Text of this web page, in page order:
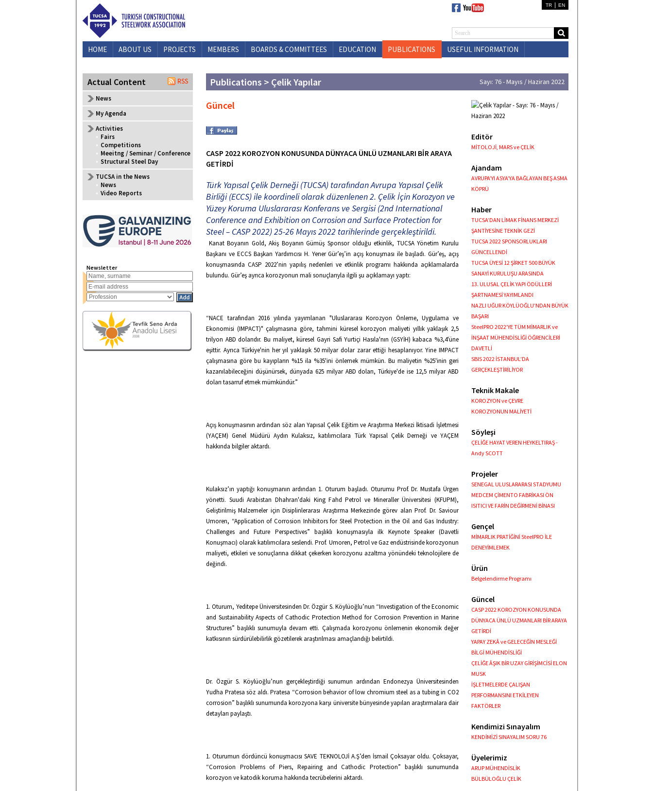
TR EN
HOME ABOUT US PROJECTS MEMBERS BOARDS & COMMITTEES EDUCATION PUBLICATIONS
USEFUL INFORMATION
Actual Content
News
My Agenda
Activities
• Fairs
• Competitions
• Meeitng / Seminar / Conference
• Structural Steel Day
TUCSA in the News
• News
• Video Reports
Newsletter
Publications > Çelik Yapılar Sayı: 76 - Mayıs / Haziran 2022
Güncel
CASP 2022 KOROZYON KONUSUNDA DÜNYACA ÜNLÜ UZMANLARI BİR ARAYA
GETİRDİ
Türk Yapısal Çelik Derneği (TUCSA) tarafından Avrupa Yapısal Çelik
Birliği (ECCS) ile koordineli olarak düzenlenen 2. Çelik İçin Korozyon ve
Yüzey Koruma Uluslararası Konferans ve Sergisi (2nd International
Conference and Exhibition on Corrosion and Surface Protection for
Steel – CASP 2022) 25-26 Mayıs 2022 tarihlerinde gerçekleştirildi.
Kanat Boyanın Gold, Akiş Boyanın Gümüş Sponsor olduğu etkinlik, TUCSA Yönetim Kurulu
Başkanı ve ECCS Başkan Yardımcısı H. Yener Gür’eş’in açış konuşması ile başladı. Gür’eş, açış
konuşmasında CASP 2022’nin yapılış nedenleri ve etkinlik programı hakkında açıklamalarda
bulundu. Gür’eş ayrıca korozyonun mali sonuçlarıyla ilgili şu açıklamayı yaptı:
“NACE tarafından 2016 yılında yayımlanan "Uluslararası Korozyon Önleme, Uygulama ve
Ekonomisi (IMPACT)" çalışmasına göre, tahmini küresel korozyon maliyeti yıllık yaklaşık 2,5
trilyon ABD dolarıdır. Bu maliyet, küresel Gayri Safi Yurtiçi Hasıla'nın (GSYİH) kabaca %3,4'üne
eşittir. Ayrıca Türkiye'nin her yıl yaklaşık 50 milyar dolar zarar ettiği hesaplanıyor. Yine IMPACT
çalışmasına göre bu kayıpların %15 ila %35'ini önlemek mümkün. Bu maliyetin %25'inin geri
kazanılabileceğini düşünürsek, dünyada 625 milyar ABD doları, Türkiye'de ise 12,5 milyar ABD
doları tasarruf etmek mümkündür.”
Açış konuşmasının ardından söz alan Yapısal Çelik Eğitim ve Araştırma Merkezi İktisadi İşletmesi
(YAÇEM) Genel Müdürü Aydın Kulaksız, katılımcılara Türk Yapısal Çelik Derneği ve YAÇEM
hakkında bilgiler aktardı.
Kulaksız’ın yaptığı konuşmanın ardından 1. Oturum başladı. Oturumu Prof. Dr. Mustafa Ürgen
yönetti. Suudi Arabistan Dhahran'daki King Fahd Petrol ve Mineraller Üniversitesi (KFUPM),
Geliştirilmiş Malzemeler için Disiplinlerarası Araştırma Merkezinde görev alan Prof. Dr. Saviour
Umoren, “Application of Corrosion Inhibitors for Steel Protection in the Oil and Gas Industry:
Challenges and Future Perspectives” başlıklı konuşmasıyla ilk Keynote Speaker (Davetli
Konuşmacı) olarak katılımcılara seslendi. Prof. Umoren, Petrol ve Gaz endüstrisinde korozyonun
maliyeti, etkileri ve sonuçlarına dikkat çekerken korozyonu azaltma yönündeki teknolojilere de
değindi.
1. Oturum, Yeditepe Üniversitesinden Dr. Özgür S. Köylüoğlu’nun “Investigation of the Economic
and Sustainability Aspects of Cathodic Protection Method for Corrosion Prevention in Marine
Structures” başlıklı sunumuyla devam etti. Çalışmada korozyonu önlemenin ekonomik değer
katkısının sürdürülebilirlik gözetilerek araştırılması amaçlandığı belirtildi.
Dr. Özgür S. Köylüoğlu’nun gerçekleştirdiği sunumun ardından Endonezya Üniversitesinden
Yudha Pratesa söz aldı. Pratesa “Corrosion behavior of low chromium steel as a tubing in CO2
corrosion” başlıklı sunumunda korozyona karşı üniversite bünyesinde yapılan araştırmalara dair
detayları paylaştı.
1. Oturumun dördüncü konuşmacısı SAVE TEKNOLOJİ A.Ş’den İsmail Çoksayar oldu. Çoksayar,
“Corrosion Problems of Piers, Repairing and Cathodic Protection” başlıklı sunumunda
korozyon ve katodik koruma hakkında tecrübelerini aktardı.
Editör
MİTOLOJİ, MARS ve ÇELİK
Ajandam
AVRUPA’YI ASYA’YA BAĞLAYAN BEŞ ASMA
KÖPRÜ
Haber
TUCSA’DAN LİMAK FİNANS MERKEZİ
ŞANTİYESİNE TEKNİK GEZİ
TUCSA 2022 SPONSORLUKLARI
GÜNCELLENDİ
TUCSA ÜYESİ 12 ŞİRKET 500 BÜYÜK
SANAYİ KURULUŞU ARASINDA
13. ULUSAL ÇELİK YAPI ÖDÜLLERİ
ŞARTNAMESİ YAYIMLANDI
NAZLI UĞUR KÖYLÜOĞLU’NDAN BÜYÜK
BAŞARI
SteelPRO 2022’YE TÜM MİMARLIK ve
İNŞAAT MÜHENDİSLİĞİ ÖĞRENCİLERİ
DAVETLİ
SBIS 2022 İSTANBUL’DA
GERÇEKLEŞTİRİLİYOR
Teknik Makale
KOROZYON ve ÇEVRE
KOROZYONUN MALİYETİ
Söyleşi
ÇELİĞE HAYAT VEREN HEYKELTIRAŞ -
Andy SCOTT
Projeler
SENEGAL ULUSLARARASI STADYUMU
MEDCEM ÇİMENTO FABRİKASI ÖN
ISITICI VE FARİN DEĞİRMENİ BİNASI
Gençel
MİMARLIK PRATİĞİNİ SteelPRO İLE
DENEYİMLEMEK
Ürün
Belgelendirme Programı
Güncel
CASP 2022 KOROZYON KONUSUNDA
DÜNYACA ÜNLÜ UZMANLARI BİR ARAYA
GETİRDİ
YAPAY ZEKÂ ve GELECEĞİN MESLEĞİ
BİLGİ MÜHENDİSLİĞİ
ÇELİĞE ÂŞIK BİR UZAY GİRİŞİMCİSİ ELON
MUSK
İŞLETMELERDE ÇALIŞAN
PERFORMANSINI ETKİLEYEN
FAKTÖRLER
Kendimizi Sınayalım
KENDİMİZİ SINAYALIM SORU 76
Üyelerimiz
ARUP MÜHENDİSLİK
BÜLBÜLOĞLU ÇELİK